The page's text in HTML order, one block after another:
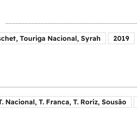
Touriga Nacional, Syrah 2019
Nacional, T. Franca, T. Roriz, Sousão